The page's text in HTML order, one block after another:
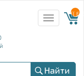
Toggle
navigation
{{
Найти